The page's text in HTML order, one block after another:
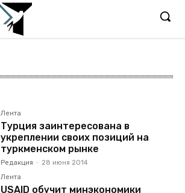
Лента
Турция заинтересована в
укреплении своих позиций на
туркменском рынке
Редакция - 28 июня 2014
Лента
USAID обучит минэкономики